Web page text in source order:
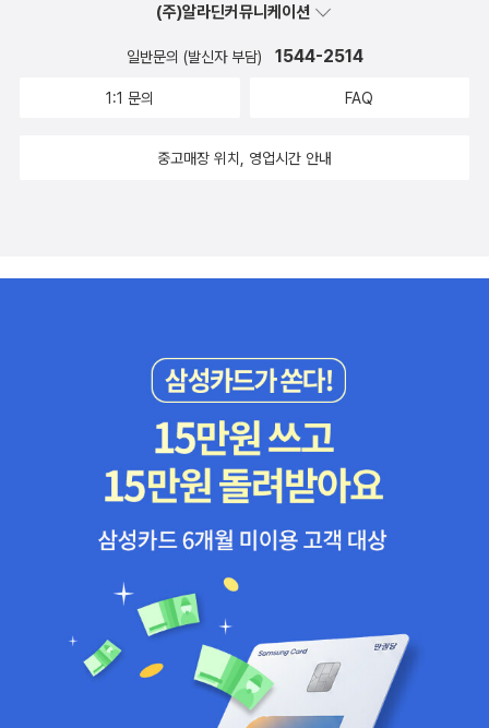
(주)알라딘커뮤니케이션
일반문의 (발신자 부담) 1544-2514
1:1 문의 FAQ
중고매장 위치, 영업시간 안내